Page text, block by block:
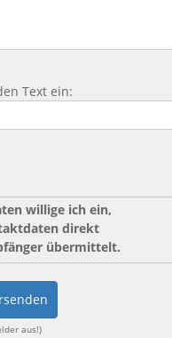
Text ein:
willige ich ein,
direkt
übermittelt.
aus!)